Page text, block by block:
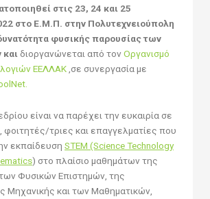
στις 23, 24 και 25
στο Ε.Μ.Π. στην Πολυτεχνειούπολη
φυσικής παρουσίας των
διοργανώνεται από τονΟργανισμό
ΕΕΛΛΑΚ ,σε συνεργασία με
είναι να παρέχει την ευκαιρία σε
φοιτητές/τριες και επαγγελματίες που
εκπαίδευση STEM (Science Technology
) στο πλαίσιο μαθημάτων της
Φυσικών Επιστημών, της
Μηχανικής και των Μαθηματικών,